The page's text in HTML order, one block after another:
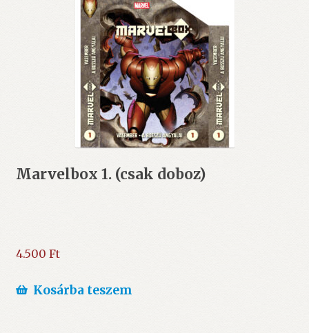
Marvelbox 1. (csak doboz)
4.500 Ft
Kosárba teszem